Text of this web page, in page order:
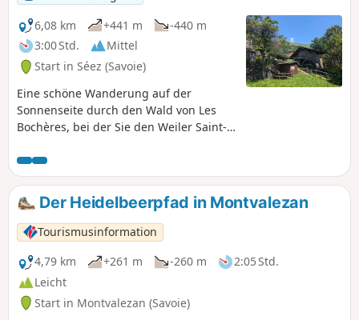
6,08 km
+441 m
-440 m
3:00 Std.
Mittel
Start in Séez (Savoie)
Eine schöne Wanderung auf der
Sonnenseite durch den Wald von Les
Bochères, bei der Sie den Weiler Saint-
können, die an der Straße zum Col du
Petit-Saint-Bernard liegen.
Der Heidelbeerpfad in Montvalezan
Tourismusinformation
4,79 km
+261 m -260 m
2:05 Std.
Leicht
Start in Montvalezan (Savoie)